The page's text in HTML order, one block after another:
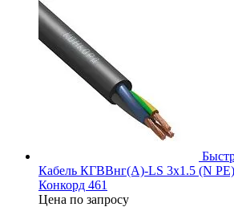
Кабель КГВВнг(А)-LS 3х1.5 (N
Конкорд 461
Цена по запросу